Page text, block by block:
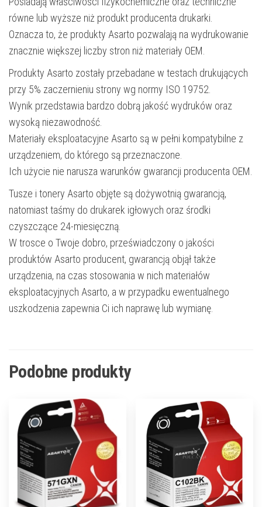
równe lub wyższe niż produkt producenta drukarki.
Oznacza to, że produkty Asarto pozwalają na wydrukowanie
znacznie większej liczby stron niż materiały OEM.
Produkty Asarto zostały przebadane w testach drukujących
przy 5% zaczernieniu strony wg normy ISO 19752.
Wynik przedstawia bardzo dobrą jakość wydruków oraz
wysoką niezawodność.
Materiały eksploatacyjne Asarto są w pełni kompatybilne z
urządzeniem, do którego są przeznaczone.
Ich użycie nie narusza warunków gwarancji producenta OEM.
Tusze i tonery Asarto objęte są dożywotnią gwarancją,
natomiast taśmy do drukarek igłowych oraz środki
czyszczące 24-miesięczną.
W trosce o Twoje dobro, przeświadczony o jakości
produktów Asarto producent, gwarancją objął także
urządzenia, na czas stosowania w nich materiałów
eksploatacyjnych Asarto, a w przypadku ewentualnego
uszkodzenia zapewnia Ci ich naprawę lub wymianę.
Podobne produkty